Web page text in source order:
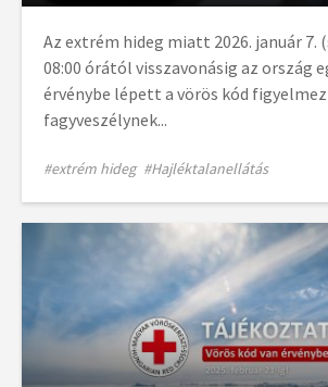
Az extrém hideg miatt 2026. január 7.
08:00 órától visszavonásig az ország
érvénybe lépett a vörös kód
fagyveszélynek...
#extrém hideg #Hajléktalanellátás